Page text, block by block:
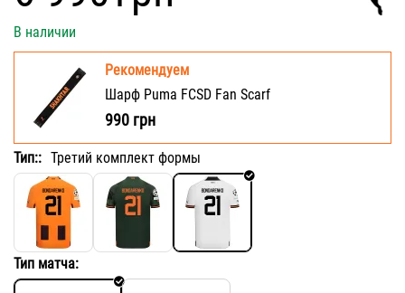
В наличии
Рекомендуем
Шарф Puma FCSD Fan Scarf
990 грн
Тип:: Третий комплект формы
Тип матча: